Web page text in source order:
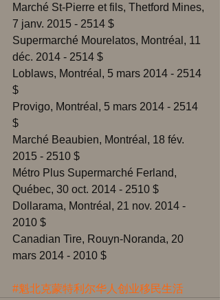
Marché St-Pierre et fils, Thetford Mines,
7 janv. 2015 - 2514 $
Supermarché Mourelatos, Montréal, 11
déc. 2014 - 2514 $
Loblaws, Montréal, 5 mars 2014 - 2514
$
Provigo, Montréal, 5 mars 2014 - 2514
$
Marché Beaubien, Montréal, 18 fév.
2015 - 2510 $
Métro Plus Supermarché Ferland,
Québec, 30 oct. 2014 - 2510 $
Dollarama, Montréal, 21 nov. 2014 -
2010 $
Canadian Tire, Rouyn-Noranda, 20
mars 2014 - 2010 $
#魁北克蒙特利尔华人创业移民生活